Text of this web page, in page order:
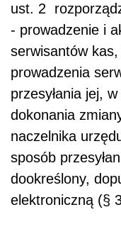
ust. 2
- prowadzenie i
serwisantów
prowadzenia
przesyłania jej,
dokonania
naczelnika
sposób
dookreślony,
elektroniczną (§